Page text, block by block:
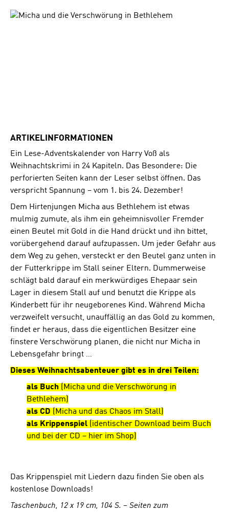
Bildergalerie überspringen
ARTIKELINFORMATIONEN
Ein Lese-Adventskalender von Harry Voß als
Weihnachtskrimi in 24 Kapiteln. Das Besondere: Die
perforierten Seiten kann der Leser selbst öffnen. Das
verspricht Spannung – vom 1. bis 24. Dezember!
Dem Hirtenjungen Micha aus Bethlehem ist etwas
mulmig zumute, als ihm ein geheimnisvoller Fremder
einen Beutel mit Gold in die Hand drückt und ihn bittet,
vorübergehend darauf aufzupassen. Um jeder Gefahr aus
dem Weg zu gehen, versteckt er den Beutel ganz unten in
der Futterkrippe im Stall seiner Eltern. Dummerweise
schlägt bald darauf ein merkwürdiges Ehepaar sein
Lager in diesem Stall auf und benutzt die Krippe als
Kinderbett für ihr neugeborenes Kind. Während Micha
verzweifelt versucht, unauffällig an das Gold zu kommen,
findet er heraus, dass die eigentlichen Besitzer eine
finstere Verschwörung planen, die nicht nur Micha in
Lebensgefahr bringt …
Dieses Weihnachtsabenteuer gibt es in drei Teilen:
als Buch (Micha und die Verschwörung in
Bethlehem)
als CD (Micha und das Chaos im Stall)
als Krippenspiel (identischer Download beim Buch
und bei der CD – hier im Shop)
Das Krippenspiel mit Liedern dazu finden Sie oben als
kostenlose Downloads!
Taschenbuch, 12 x 19 cm, 104 S. – Seiten zum